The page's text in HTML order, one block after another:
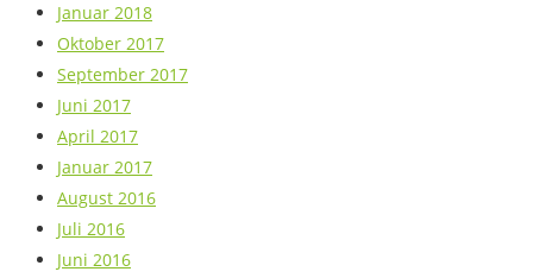
Januar 2018
Oktober 2017
September 2017
Juni 2017
April 2017
Januar 2017
August 2016
Juli 2016
Juni 2016